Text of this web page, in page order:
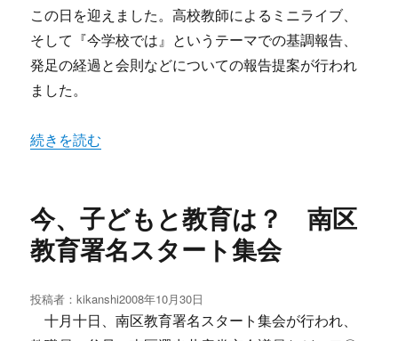
この日を迎えました。高校教師によるミニライブ、
そして『今学校では』というテーマでの基調報告、
発足の経過と会則などについての報告提案が行われ
ました。
“右京子育て・教育ネットワーク発足” の
続きを読む
今、子どもと教育は？ 南区
教育署名スタート集会
投稿者：kikanshi投
稿
2008年10月30日
十月十日、南区教育署名スタート集会が行われ、